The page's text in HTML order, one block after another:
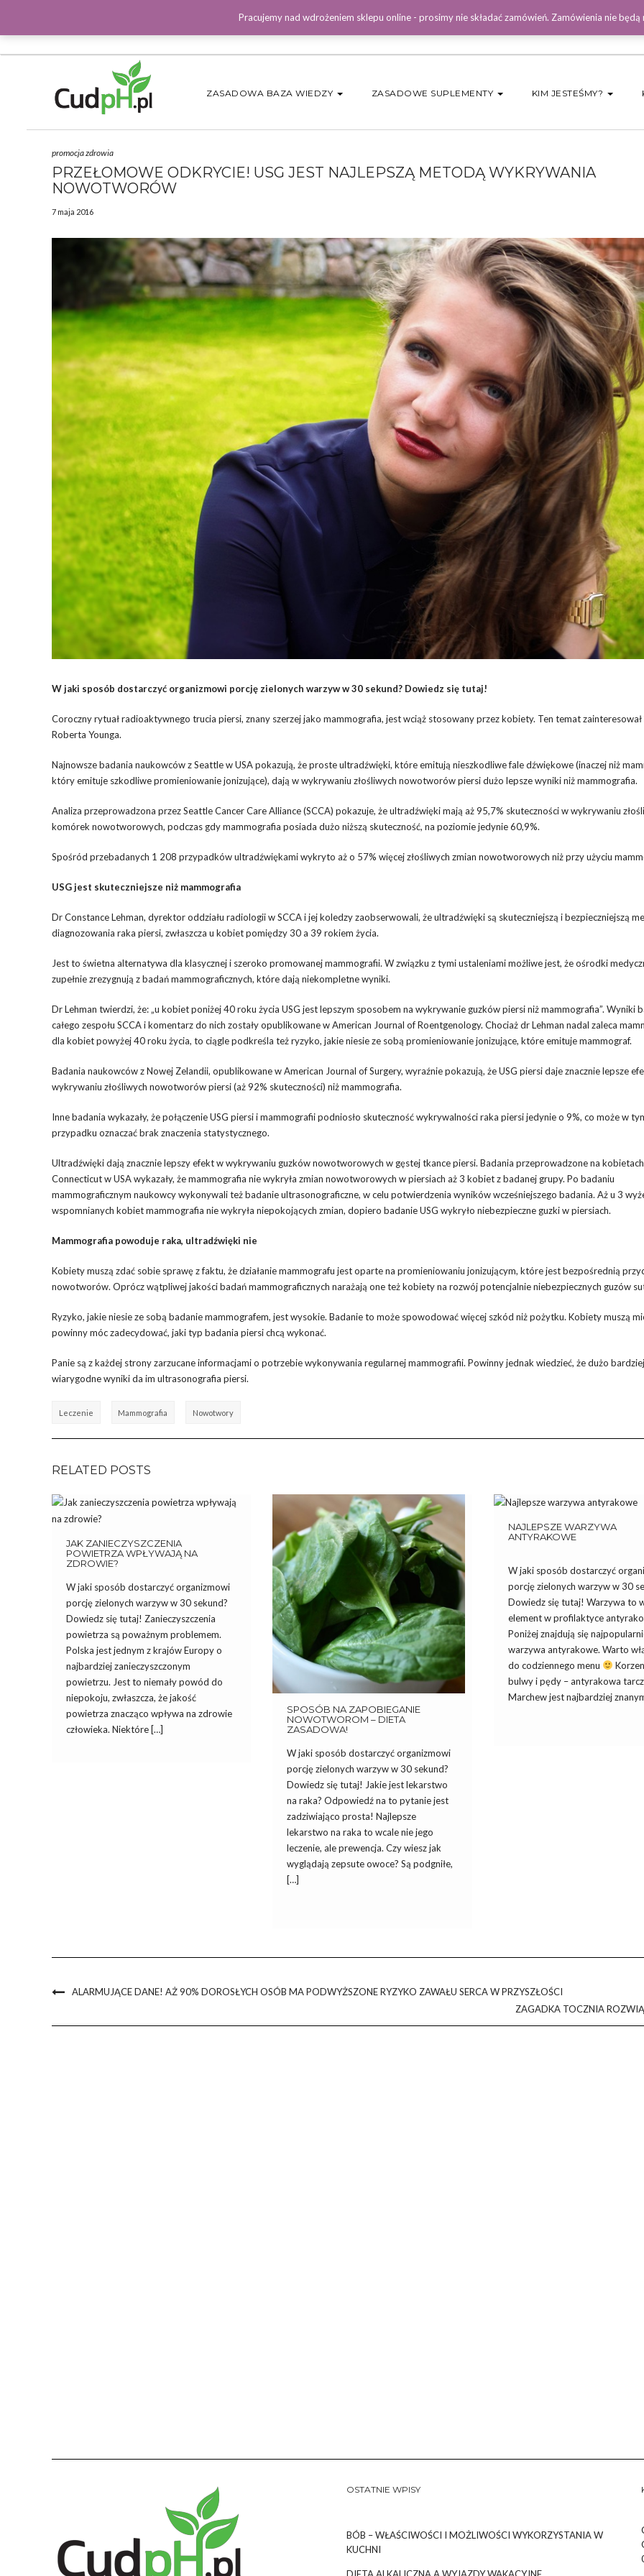
ZASADOWA BAZA WIEDZY ZASADOWE SUPLEMENTY KIM JESTEŚMY?
promocja zdrowia
PRZEŁOMOWE ODKRYCIE! USG JEST NAJLEPSZĄ METODĄ WYKRYWANIA
NOWOTWORÓW
7 maja 2016
W jaki sposób dostarczyć organizmowi porcję zielonych warzyw w 30 sekund? Dowiedz się tutaj!
Coroczny rytuał radioaktywnego trucia piersi, znany szerzej jako mammografia, jest wciąż stosowany przez kobiety. Ten temat
Roberta Younga.
Najnowsze badania naukowców z Seattle w USA pokazują, że proste ultradźwięki, które emitują nieszkodliwe fale dźwiękowe (inaczej niż
który emituje szkodliwe promieniowanie jonizujące), dają w wykrywaniu złośliwych nowotworów piersi dużo lepsze wyniki niż mammografia.
Analiza przeprowadzona przez Seattle Cancer Care Alliance (SCCA) pokazuje, że ultradźwięki mają aż 95,7% skuteczności w wykrywaniu
komórek nowotworowych, podczas gdy mammografia posiada dużo niższą skuteczność, na poziomie jedynie 60,9%.
Spośród przebadanych 1 208 przypadków ultradźwiękami wykryto aż o 57% więcej złośliwych zmian nowotworowych niż przy użyciu
USG jest skuteczniejsze niż mammografia
Dr Constance Lehman, dyrektor oddziału radiologii w SCCA i jej koledzy zaobserwowali, że ultradźwięki są skuteczniejszą i bezpieczniejszą
diagnozowania raka piersi, zwłaszcza u kobiet pomiędzy 30 a 39 rokiem życia.
Jest to świetna alternatywa dla klasycznej i szeroko promowanej mammografii. W związku z tymi ustaleniami możliwe jest, że ośrodki
zupełnie zrezygnują z badań mammograficznych, które dają niekompletne wyniki.
Dr Lehman twierdzi, że: „u kobiet poniżej 40 roku życia USG jest lepszym sposobem na wykrywanie guzków piersi niż mammografia”. Wyniki
całego zespołu SCCA i komentarz do nich zostały opublikowane w American Journal of Roentgenology. Chociaż dr Lehman nadal zaleca
dla kobiet powyżej 40 roku życia, to ciągle podkreśla też ryzyko, jakie niesie ze sobą promieniowanie jonizujące, które emituje mammograf.
Badania naukowców z Nowej Zelandii, opublikowane w American Journal of Surgery, wyraźnie pokazują, że USG piersi daje znacznie lepsze
wykrywaniu złośliwych nowotworów piersi (aż 92% skuteczności) niż mammografia.
Inne badania wykazały, że połączenie USG piersi i mammografii podniosło skuteczność wykrywalności raka piersi jedynie o 9%, co może w
przypadku oznaczać brak znaczenia statystycznego.
Ultradźwięki dają znacznie lepszy efekt w wykrywaniu guzków nowotworowych w gęstej tkance piersi. Badania przeprowadzone na
Connecticut w USA wykazały, że mammografia nie wykryła zmian nowotworowych w piersiach aż 3 kobiet z badanej grupy. Po badaniu
mammograficznym naukowcy wykonywali też badanie ultrasonograficzne, w celu potwierdzenia wyników wcześniejszego badania. Aż u 3
wspomnianych kobiet mammografia nie wykryła niepokojących zmian, dopiero badanie USG wykryło niebezpieczne guzki w piersiach.
Mammografia powoduje raka, ultradźwięki nie
Kobiety muszą zdać sobie sprawę z faktu, że działanie mammografu jest oparte na promieniowaniu jonizującym, które jest bezpośrednią
nowotworów. Oprócz wątpliwej jakości badań mammograficznych narażają one też kobiety na rozwój potencjalnie niebezpiecznych guzów
Ryzyko, jakie niesie ze sobą badanie mammografem, jest wysokie. Badanie to może spowodować więcej szkód niż pożytku. Kobiety muszą
powinny móc zadecydować, jaki typ badania piersi chcą wykonać.
Panie są z każdej strony zarzucane informacjami o potrzebie wykonywania regularnej mammografii. Powinny jednak wiedzieć, że dużo
wiarygodne wyniki da im ultrasonografia piersi.
Leczenie Mammografia Nowotwory
RELATED POSTS
JAK ZANIECZYSZCZENIA
POWIETRZA WPŁYWAJĄ NA
ZDROWIE?
W jaki sposób dostarczyć organizmowi
porcję zielonych warzyw w 30 sekund?
Dowiedz się tutaj! Zanieczyszczenia
powietrza są poważnym problemem.
Polska jest jednym z krajów Europy o
najbardziej zanieczyszczonym
powietrzu. Jest to niemały powód do
niepokoju, zwłaszcza, że jakość
powietrza znacząco wpływa na zdrowie
człowieka. Niektóre […]
SPOSÓB NA ZAPOBIEGANIE
NOWOTWOROM – DIETA
ZASADOWA!
W jaki sposób dostarczyć organizmowi
porcję zielonych warzyw w 30 sekund?
Dowiedz się tutaj! Jakie jest lekarstwo
na raka? Odpowiedź na to pytanie jest
zadziwiająco prosta! Najlepsze
lekarstwo na raka to wcale nie jego
leczenie, ale prewencja. Czy wiesz jak
wyglądają zepsute owoce? Są podgniłe,
[…]
NAJLEPSZE WARZYWA
ANTYRAKOWE
W jaki sposób dostarczyć
porcję zielonych warzyw w 30
Dowiedz się tutaj! Warzywa to
element w profilaktyce
Poniżej znajdują się
warzywa antyrakowe. Warto
do codziennego menu
bulwy i pędy – antyrakowa
Marchew jest najbardziej
ALARMUJĄCE DANE! AŻ 90% DOROSŁYCH OSÓB MA PODWYŻSZONE RYZYKO ZAWAŁU SERCA W PRZYSZŁOŚCI
ZAGADKA TOCZNIA
OSTATNIE WPISY
BÓB – WŁAŚCIWOŚCI I MOŻLIWOŚCI WYKORZYSTANIA W
KUCHNI
DIETA ALKALICZNA A WYJAZDY WAKACYJNE
Pracujemy nad wdrożeniem sklepu online - prosimy nie składać zamówień. Zamówienia nie będą